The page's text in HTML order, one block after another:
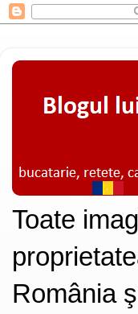
Toate
România